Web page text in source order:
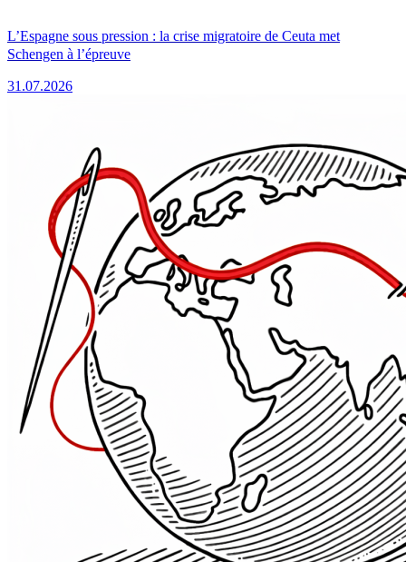
L’Espagne sous pression : la crise migratoire de Ceuta met
Schengen à l’épreuve
31.07.2026